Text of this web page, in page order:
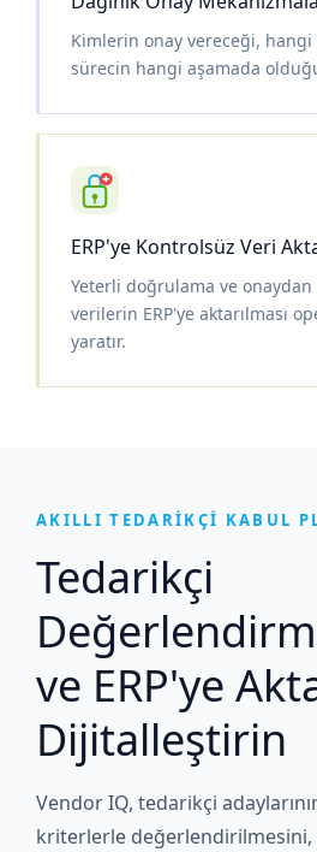
Kimlerin onay vereceği,
sürecin hangi aşamada
ERP'ye Kontrolsüz Veri
Yeterli doğrulama ve onaydan
verilerin ERP'ye aktarılması
yaratır.
AKILLI TEDARİKÇİ KABUL
Tedarikçi
ve ERP'ye
Dijitalleştirin
Vendor IQ, tedarikçi
kriterlerle